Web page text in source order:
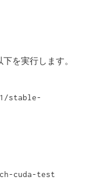
を実行します。
stable-
cuda-test